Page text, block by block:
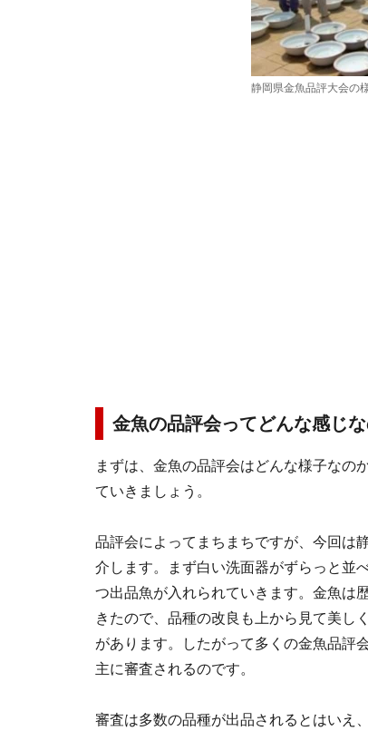
静岡県金魚品評大会の
金魚の品評会ってどんな感じな
まずは、金魚の品評会はどんな様子なの
ていきましょう。
品評会によってまちまちですが、今回は
介します。まず白い洗面器がずらっと並
つ出品魚が入れられていきます。金魚は
きたので、品種の改良も上から見て美し
があります。したがって多くの金魚品評
主に審査されるのです。
審査は多数の品種が出品されるとはいえ